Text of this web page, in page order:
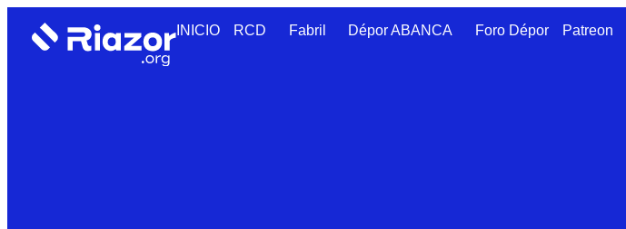
INICIO RCD Fabril Dépor ABANCA Foro Dépor Patreon